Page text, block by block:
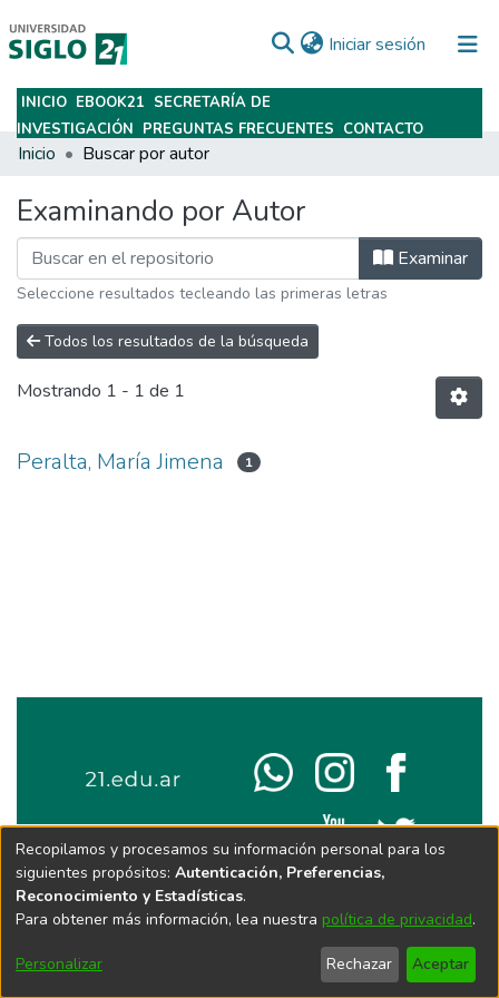
Iniciar sesión (current)
Subir
INICIO EBOOK21 SECRETARÍA DE
INVESTIGACIÓN PREGUNTAS FRECUENTES CONTACTO
Inicio Buscar por autor
Examinando por Autor
Examinar
Seleccione resultados tecleando las primeras letras
Todos los resultados de la búsqueda
Mostrando 1 - 1 de 1
Peralta, María Jimena 1
Recopilamos y procesamos su información personal para los
siguientes propósitos: Autenticación, Preferencias,
Reconocimiento y Estadísticas.
Para obtener más información, lea nuestra política de privacidad.
Personalizar Rechazar Aceptar